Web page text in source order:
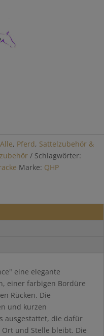
Alle, Pferd, Sattelzubehör &
Schlagwörter:
Marke: QHP
eine elegante
einer farbigen Bordüre
Rücken. Die
und kurzen
ausgestattet, die dafür
Ort und Stelle bleibt. Die